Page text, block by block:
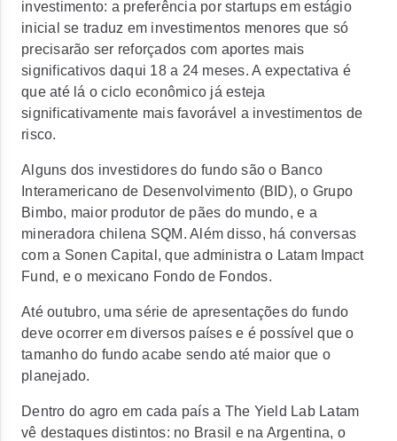
investimento: a preferência por startups em estágio
inicial se traduz em investimentos menores que só
precisarão ser reforçados com aportes mais
significativos daqui 18 a 24 meses. A expectativa é
que até lá o ciclo econômico já esteja
significativamente mais favorável a investimentos de
risco.
Alguns dos investidores do fundo são o Banco
Interamericano de Desenvolvimento (BID), o Grupo
Bimbo, maior produtor de pães do mundo, e a
mineradora chilena SQM. Além disso, há conversas
com a Sonen Capital, que administra o Latam Impact
Fund, e o mexicano Fondo de Fondos.
Até outubro, uma série de apresentações do fundo
deve ocorrer em diversos países e é possível que o
tamanho do fundo acabe sendo até maior que o
planejado.
Dentro do agro em cada país a The Yield Lab Latam
vê destaques distintos: no Brasil e na Argentina, o